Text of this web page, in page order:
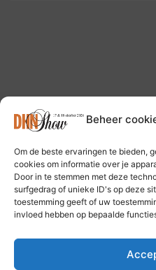
Beheer
Om de beste ervaringen te bieden,
cookies om informatie over je
Door in te stemmen met deze
surfgedrag of unieke ID's op deze
toestemming geeft of uw
invloed hebben op bepaalde
Volg ons op: